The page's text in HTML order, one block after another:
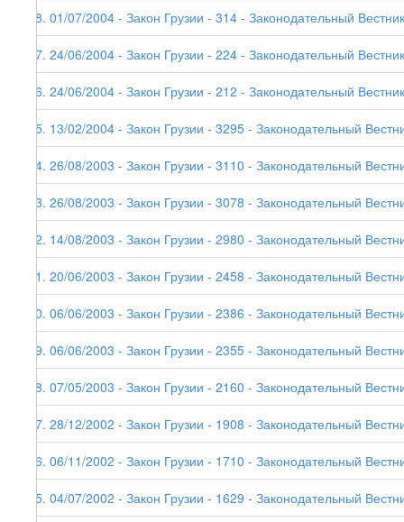
28. 01/07/2004 - Закон Грузии - 314 - Законодательный
27. 24/06/2004 - Закон Грузии - 224 - Законодательный
26. 24/06/2004 - Закон Грузии - 212 - Законодательный
25. 13/02/2004 - Закон Грузии - 3295 - Законодательный
24. 26/08/2003 - Закон Грузии - 3110 - Законодательный
23. 26/08/2003 - Закон Грузии - 3078 - Законодательный
22. 14/08/2003 - Закон Грузии - 2980 - Законодательный
21. 20/06/2003 - Закон Грузии - 2458 - Законодательный
20. 06/06/2003 - Закон Грузии - 2386 - Законодательный
19. 06/06/2003 - Закон Грузии - 2355 - Законодательный
18. 07/05/2003 - Закон Грузии - 2160 - Законодательный
17. 28/12/2002 - Закон Грузии - 1908 - Законодательный
16. 06/11/2002 - Закон Грузии - 1710 - Законодательный
15. 04/07/2002 - Закон Грузии - 1629 - Законодательный